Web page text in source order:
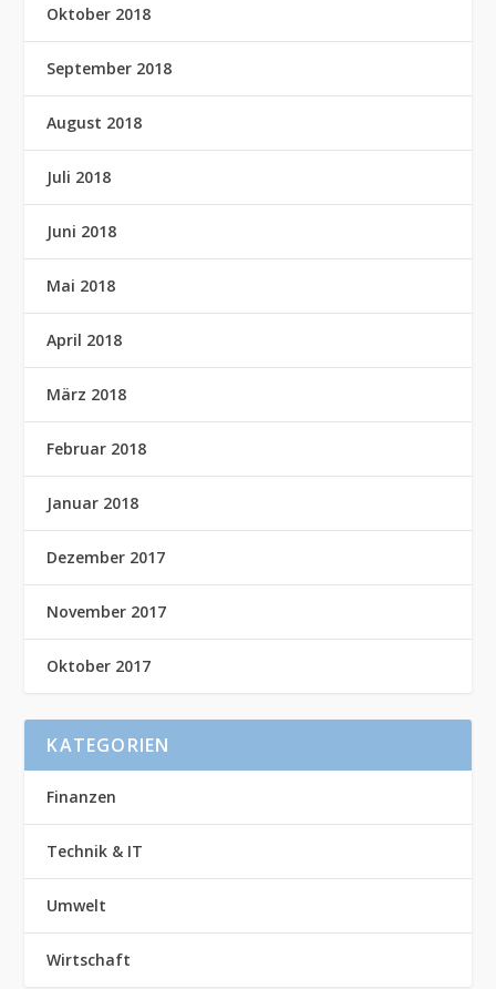
Oktober 2018
September 2018
August 2018
Juli 2018
Juni 2018
Mai 2018
April 2018
März 2018
Februar 2018
Januar 2018
Dezember 2017
November 2017
Oktober 2017
KATEGORIEN
Finanzen
Technik & IT
Umwelt
Wirtschaft